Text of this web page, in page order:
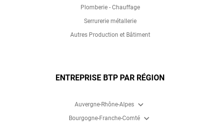
Plomberie - Chauffage
Serrurerie métallerie
Autres Production et Bâtiment
ENTREPRISE BTP PAR RÉGION
Auvergne-Rhône-Alpes expand_more
Bourgogne-Franche-Comté expand_more